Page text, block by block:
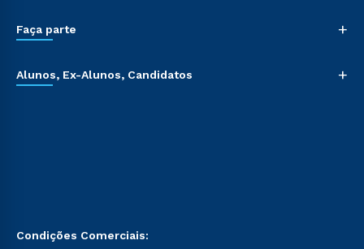
Faça parte +
Alunos, Ex-Alunos, Candidatos +
Condições Comerciais: